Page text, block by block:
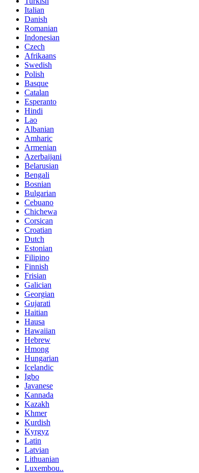
Italian
Danish
Romanian
Indonesian
Czech
Afrikaans
Swedish
Polish
Basque
Catalan
Esperanto
Hindi
Lao
Albanian
Amharic
Armenian
Azerbaijani
Belarusian
Bengali
Bosnian
Bulgarian
Cebuano
Chichewa
Corsican
Croatian
Dutch
Estonian
Filipino
Finnish
Frisian
Galician
Georgian
Gujarati
Haitian
Hausa
Hawaiian
Hebrew
Hmong
Hungarian
Icelandic
Igbo
Javanese
Kannada
Kazakh
Khmer
Kurdish
Kyrgyz
Latin
Latvian
Lithuanian
Luxembou..